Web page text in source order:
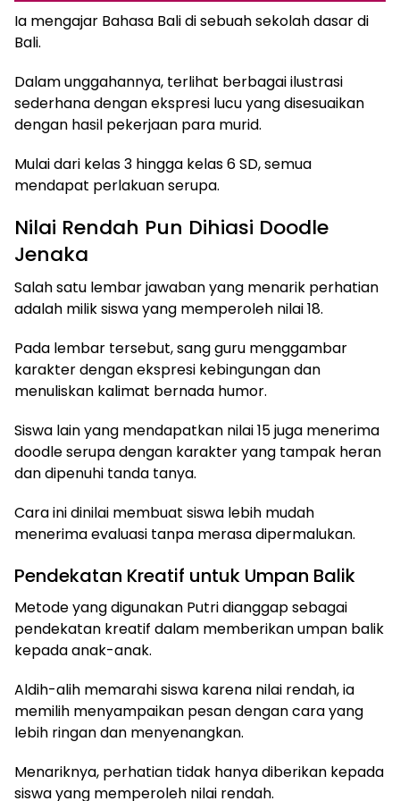
Ia mengajar Bahasa Bali di sebuah sekolah dasar di
Bali.
Dalam unggahannya, terlihat berbagai ilustrasi
sederhana dengan ekspresi lucu yang disesuaikan
dengan hasil pekerjaan para murid.
Mulai dari kelas 3 hingga kelas 6 SD, semua
mendapat perlakuan serupa.
Nilai Rendah Pun Dihiasi Doodle
Jenaka
Salah satu lembar jawaban yang menarik perhatian
adalah milik siswa yang memperoleh nilai 18.
Pada lembar tersebut, sang guru menggambar
karakter dengan ekspresi kebingungan dan
menuliskan kalimat bernada humor.
Siswa lain yang mendapatkan nilai 15 juga menerima
doodle serupa dengan karakter yang tampak heran
dan dipenuhi tanda tanya.
Cara ini dinilai membuat siswa lebih mudah
menerima evaluasi tanpa merasa dipermalukan.
Pendekatan Kreatif untuk Umpan Balik
Metode yang digunakan Putri dianggap sebagai
pendekatan kreatif dalam memberikan umpan balik
kepada anak-anak.
Aldih-alih memarahi siswa karena nilai rendah, ia
memilih menyampaikan pesan dengan cara yang
lebih ringan dan menyenangkan.
Menariknya, perhatian tidak hanya diberikan kepada
siswa yang memperoleh nilai rendah.